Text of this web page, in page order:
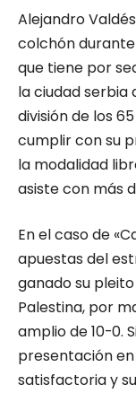
Alejandro
colchón
que tiene por
la ciudad serbia
división de los
cumplir con su
la modalidad
asiste con más
En el caso de
apuestas del
ganado su
Palestina, por
amplio de 10-0.
presentación
satisfactoria y